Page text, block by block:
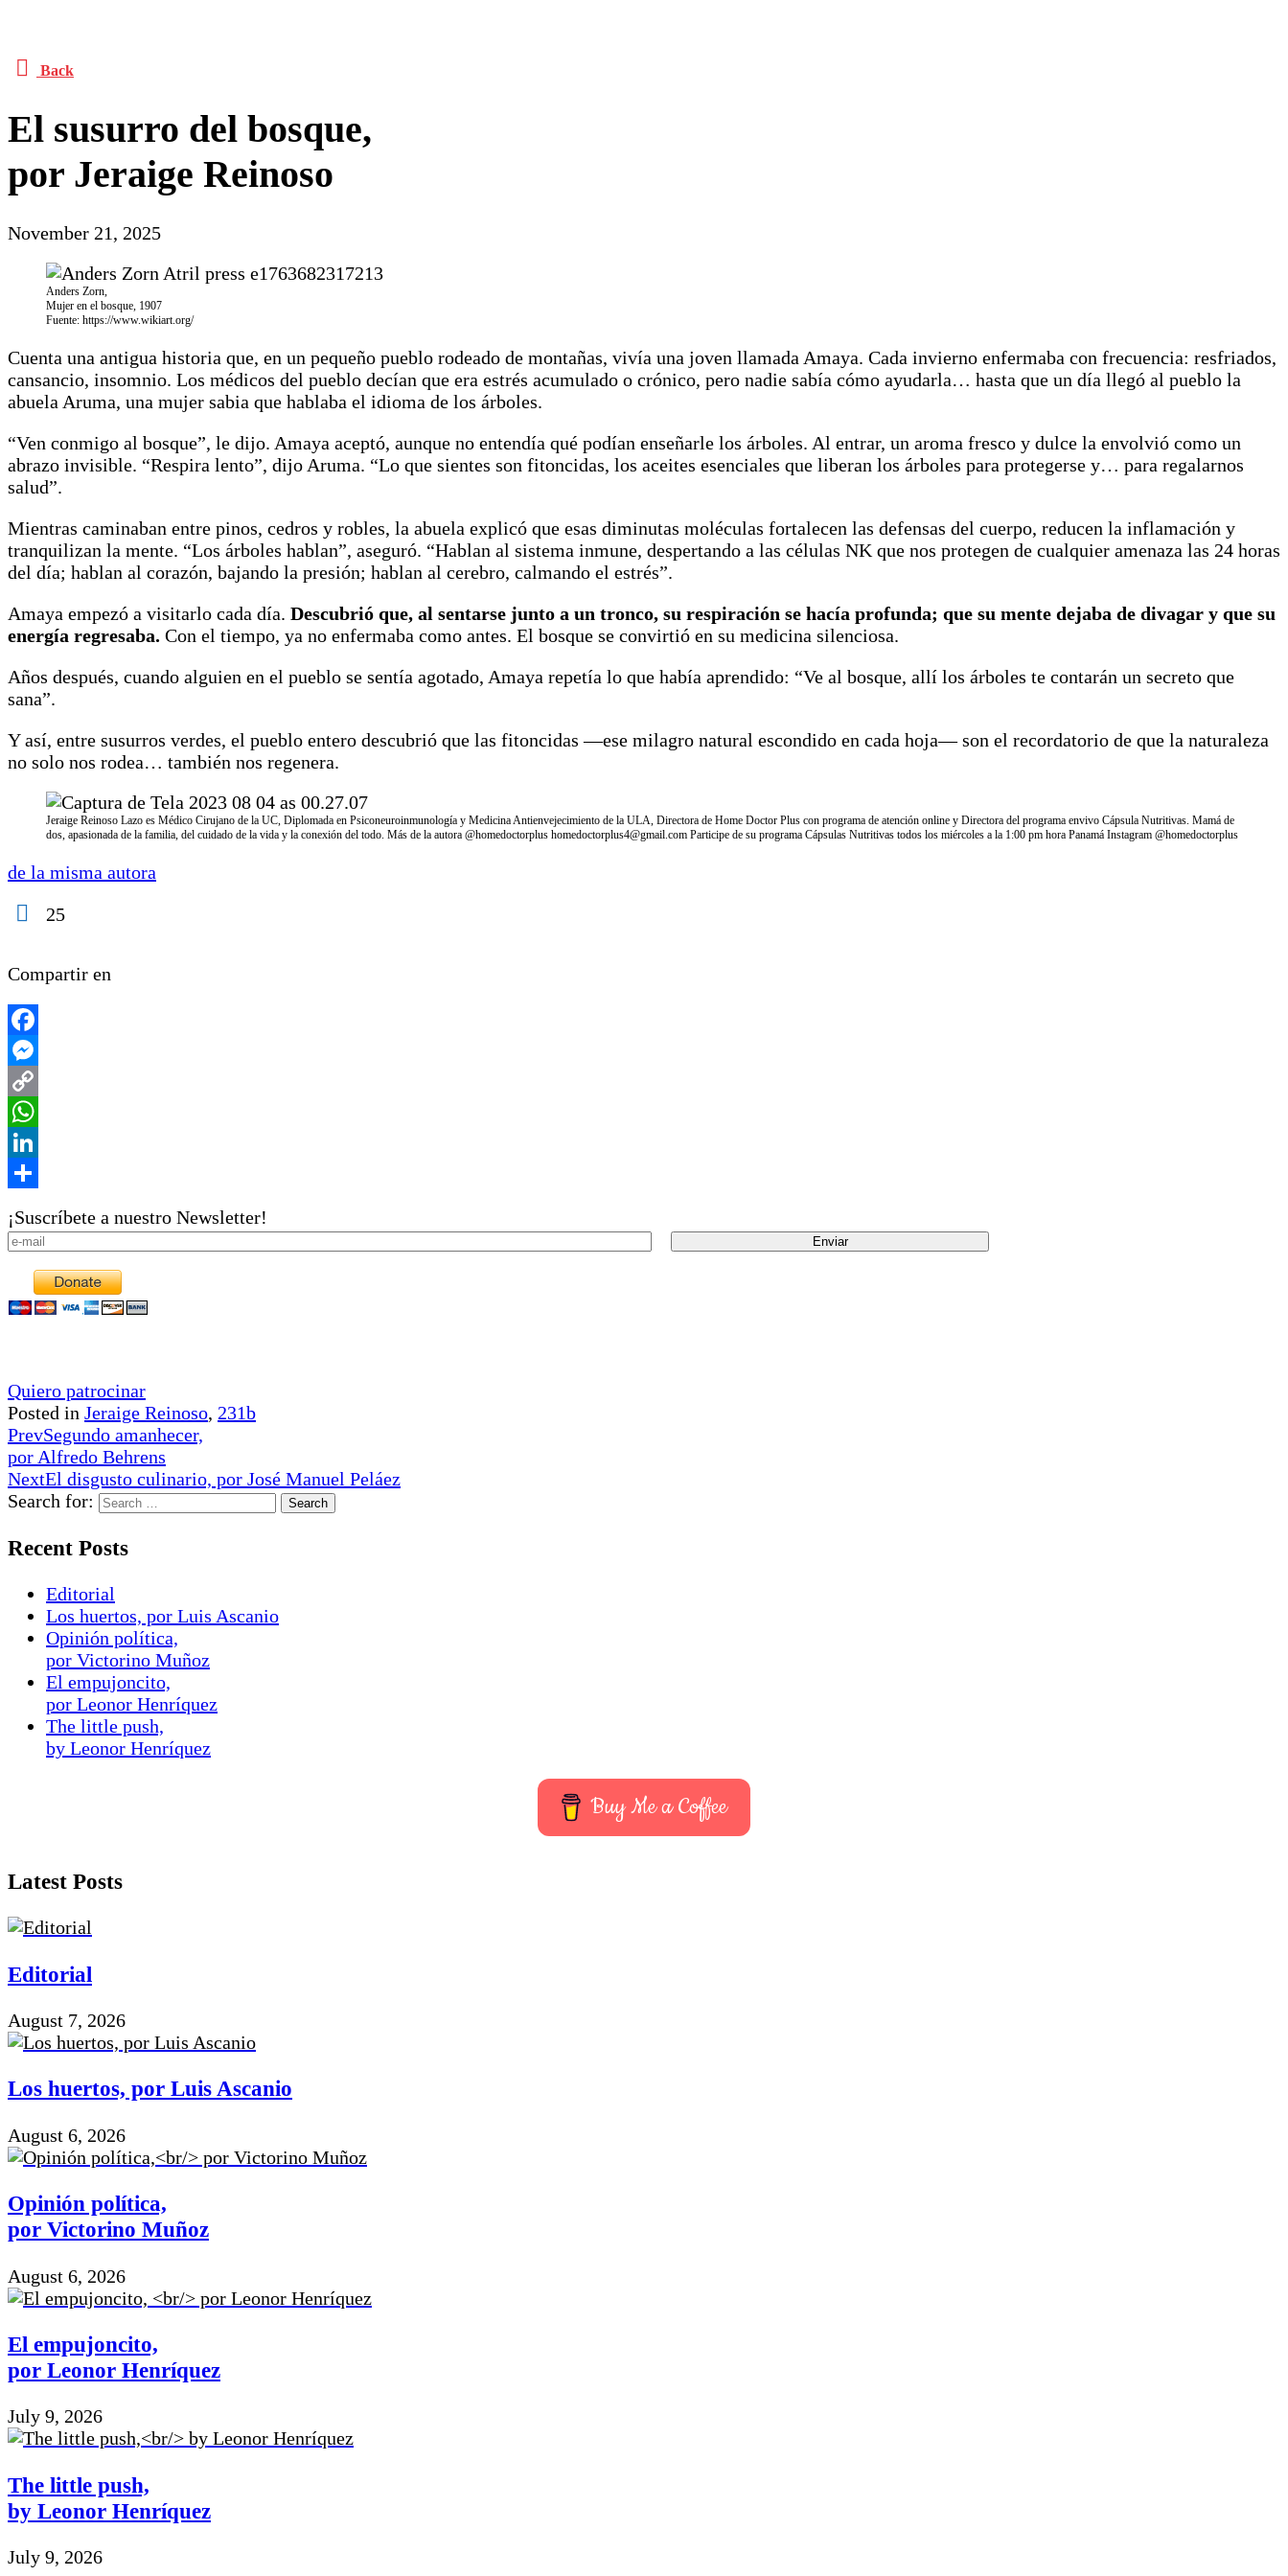
Back
El susurro del bosque,
por Jeraige Reinoso
November 21, 2025
Anders Zorn,
Mujer en el bosque, 1907
Fuente: https://www.wikiart.org/
Cuenta una antigua historia que, en un pequeño pueblo rodeado de montañas, vivía una joven llamada Amaya. Cada invierno enfermaba con frecuencia: resfriados,
cansancio, insomnio. Los médicos del pueblo decían que era estrés acumulado o crónico, pero nadie sabía cómo ayudarla… hasta que un día llegó al pueblo la
abuela Aruma, una mujer sabia que hablaba el idioma de los árboles.
“Ven conmigo al bosque”, le dijo. Amaya aceptó, aunque no entendía qué podían enseñarle los árboles. Al entrar, un aroma fresco y dulce la envolvió como un
abrazo invisible. “Respira lento”, dijo Aruma. “Lo que sientes son fitoncidas, los aceites esenciales que liberan los árboles para protegerse y… para regalarnos
salud”.
Mientras caminaban entre pinos, cedros y robles, la abuela explicó que esas diminutas moléculas fortalecen las defensas del cuerpo, reducen la inflamación y
tranquilizan la mente. “Los árboles hablan”, aseguró. “Hablan al sistema inmune, despertando a las células NK que nos protegen de cualquier amenaza las 24 horas
del día; hablan al corazón, bajando la presión; hablan al cerebro, calmando el estrés”.
Amaya empezó a visitarlo cada día. Descubrió que, al sentarse junto a un tronco, su respiración se hacía profunda; que su mente dejaba de divagar y que su
energía regresaba. Con el tiempo, ya no enfermaba como antes. El bosque se convirtió en su medicina silenciosa.
Años después, cuando alguien en el pueblo se sentía agotado, Amaya repetía lo que había aprendido: “Ve al bosque, allí los árboles te contarán un secreto que
sana”.
Y así, entre susurros verdes, el pueblo entero descubrió que las fitoncidas —ese milagro natural escondido en cada hoja— son el recordatorio de que la naturaleza
no solo nos rodea… también nos regenera.
Jeraige Reinoso Lazo es Médico Cirujano de la UC, Diplomada en Psiconeuroinmunología y Medicina Antienvejecimiento de la ULA, Directora de Home Doctor Plus con programa de atención online y Directora del programa envivo Cápsula Nutritivas. Mamá de
dos, apasionada de la familia, del cuidado de la vida y la conexión del todo. Más de la autora @homedoctorplus homedoctorplus4@gmail.com Participe de su programa Cápsulas Nutritivas todos los miércoles a la 1:00 pm hora Panamá Instagram @homedoctorplus
de la misma autora
25
Compartir en
Facebook
Messenger
Copy
Link
WhatsApp
LinkedIn
¡Suscríbete a nuestro Newsletter!
Quiero patrocinar
Posted in Jeraige Reinoso, 231b
PrevSegundo amanhecer,
por Alfredo Behrens
NextEl disgusto culinario, por José Manuel Peláez
Search for:
Recent Posts
Editorial
Los huertos, por Luis Ascanio
Opinión política,
por Victorino Muñoz
El empujoncito,
por Leonor Henríquez
The little push,
by Leonor Henríquez
Buy Me a Coffee
Latest Posts
Editorial
August 7, 2026
Los huertos, por Luis Ascanio
August 6, 2026
Opinión política,
por Victorino Muñoz
August 6, 2026
El empujoncito,
por Leonor Henríquez
July 9, 2026
The little push,
by Leonor Henríquez
July 9, 2026